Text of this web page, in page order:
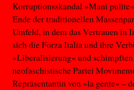
Korruptionsskandal »Mani
Ende der traditionellen
Umfeld, in dem das Vertrauen in
sich die Forza Italia und ihre
»Liberalisierung« und
neofaschistische Partei
Repräsentantin von »la gente« –